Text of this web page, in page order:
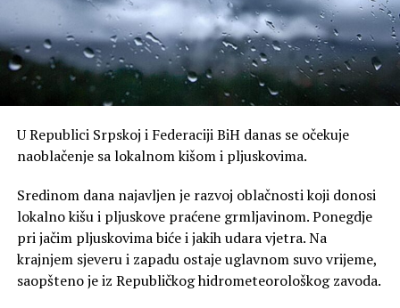
U Republici Srpskoj i Federaciji BiH danas se očekuje
naoblačenje sa lokalnom kišom i pljuskovima.
Sredinom dana najavljen je razvoj oblačnosti koji donosi
lokalno kišu i pljuskove praćene grmljavinom. Ponegdje
pri jačim pljuskovima biće i jakih udara vjetra. Na
krajnjem sjeveru i zapadu ostaje uglavnom suvo vrijeme,
saopšteno je iz Republičkog hidrometeorološkog zavoda.